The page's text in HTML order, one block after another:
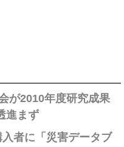
が2010年度研究成果
進まず
者に「災害データブ